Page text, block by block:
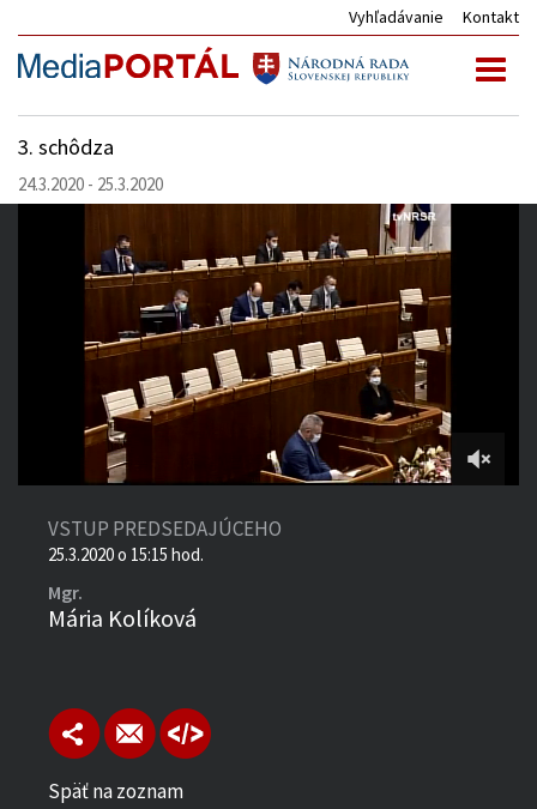
Vyhľadávanie Kontakt
3. schôdza
24.3.2020 - 25.3.2020
6:06:39
VSTUP PREDSEDAJÚCEHO
25.3.2020 o 15:15 hod.
Mgr.
Mária Kolíková
Späť na zoznam